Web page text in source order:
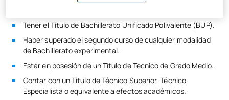
Tener el Título de Bachillerato Unificado Polivalente (BUP).
Haber superado el segundo curso de cualquier modalidad
de Bachillerato experimental.
Estar en posesión de un Título de Técnico de Grado Medio.
Contar con un Título de Técnico Superior, Técnico
Especialista o equivalente a efectos académicos.